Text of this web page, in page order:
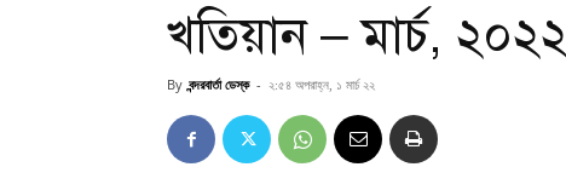
খতিয়ান – মার্চ, ২০২২
By বন্দরবার্তা ডেস্ক - ২:৫৪ অপরাহ্ন, ১ মার্চ ২২